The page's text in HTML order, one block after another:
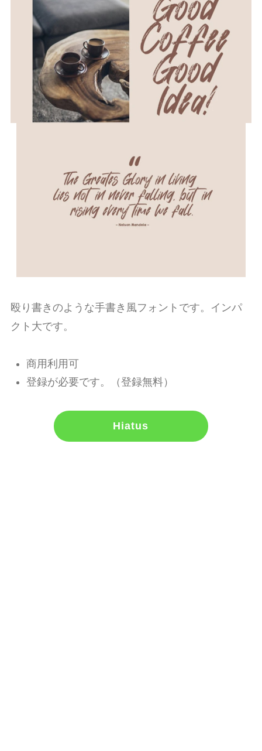
殴り書きのような手書き風フォントです。インパ
クト大です。
商用利用可
登録が必要です。（登録無料）
Hiatus